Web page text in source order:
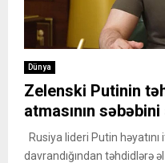
Dünya
Zelenski Putinin
atmasının səbəbini
Rusiya lideri Putin
davrandığından təhdidlərə